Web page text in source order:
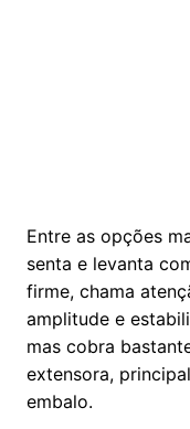
Entre as opções
senta e levanta
firme, chama
amplitude e
mas cobra
extensora,
embalo.